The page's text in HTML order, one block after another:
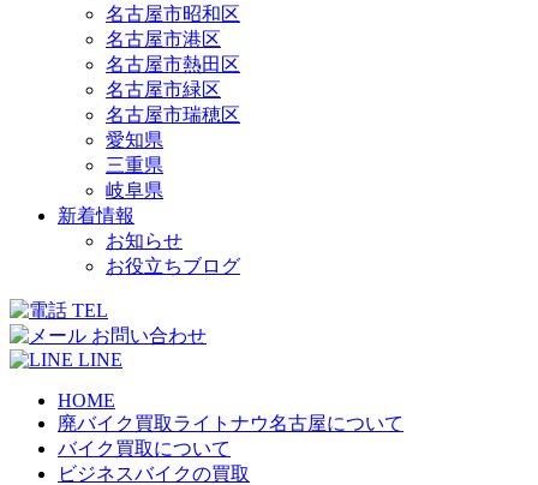
名古屋市昭和区
名古屋市港区
名古屋市熱田区
名古屋市緑区
名古屋市瑞穂区
愛知県
三重県
岐阜県
新着情報
お知らせ
お役立ちブログ
TEL
お問い合わせ
LINE
HOME
廃バイク買取ライトナウ名古屋について
バイク買取について
ビジネスバイクの買取